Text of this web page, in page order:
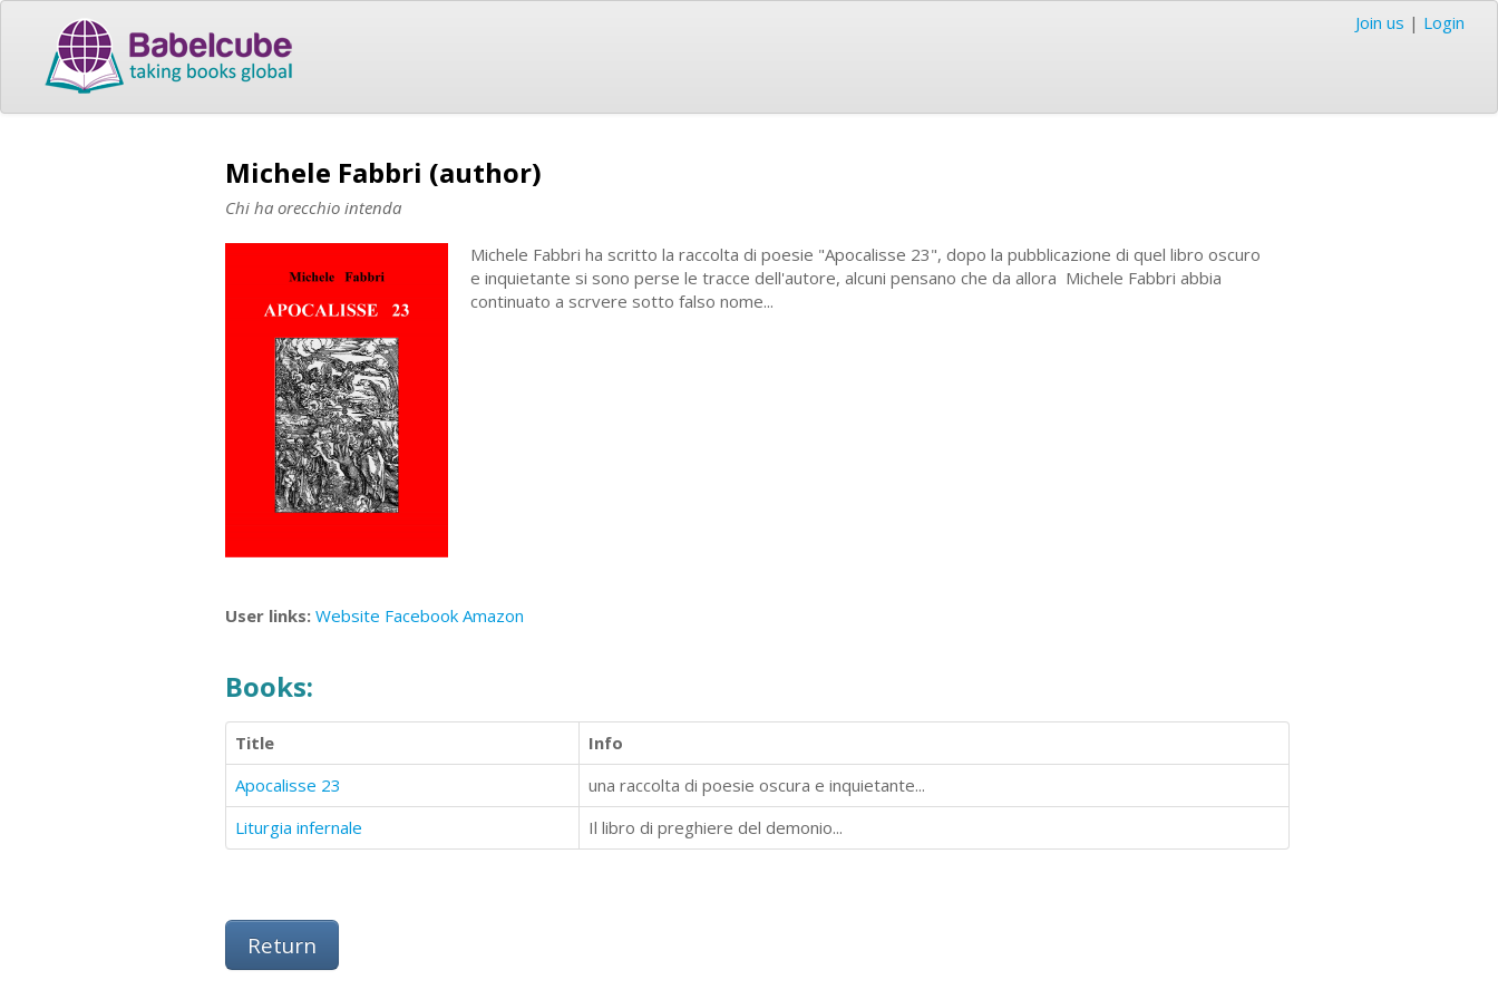
Join us | Login
Michele Fabbri (author)
Chi ha orecchio intenda
Michele Fabbri ha scritto la raccolta di poesie "Apocalisse 23", dopo la pubblicazione di quel libro oscuro
e inquietante si sono perse le tracce dell'autore, alcuni pensano che da allora Michele Fabbri abbia
continuato a scrvere sotto falso nome...
User links: Website Facebook Amazon
Books:
Title
Info
Apocalisse 23
una raccolta di poesie oscura e inquietante...
Liturgia infernale
Il libro di preghiere del demonio...
Return